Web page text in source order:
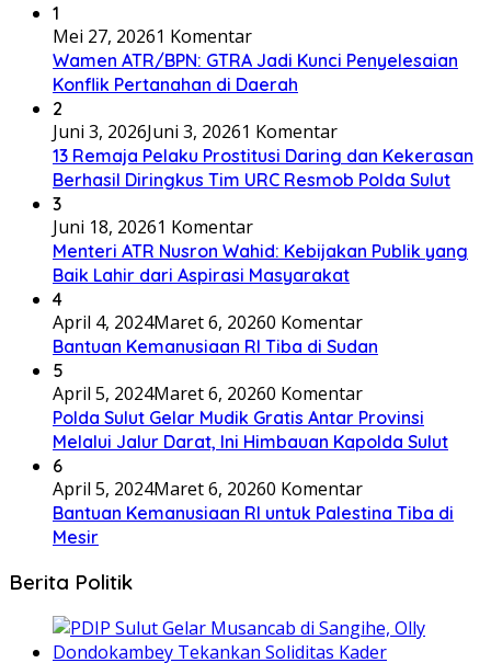
1
Mei 27, 20261 Komentar
Wamen ATR/BPN: GTRA Jadi Kunci Penyelesaian
Konflik Pertanahan di Daerah
2
Juni 3, 2026Juni 3, 20261 Komentar
13 Remaja Pelaku Prostitusi Daring dan Kekerasan
Berhasil Diringkus Tim URC Resmob Polda Sulut
3
Juni 18, 20261 Komentar
Menteri ATR Nusron Wahid: Kebijakan Publik yang
Baik Lahir dari Aspirasi Masyarakat
4
April 4, 2024Maret 6, 20260 Komentar
Bantuan Kemanusiaan RI Tiba di Sudan
5
April 5, 2024Maret 6, 20260 Komentar
Polda Sulut Gelar Mudik Gratis Antar Provinsi
Melalui Jalur Darat, Ini Himbauan Kapolda Sulut
6
April 5, 2024Maret 6, 20260 Komentar
Bantuan Kemanusiaan RI untuk Palestina Tiba di
Mesir
Berita Politik